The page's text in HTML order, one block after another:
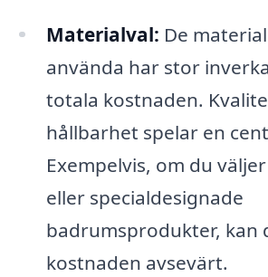
Materialval: De
använda har stor
totala kostnaden.
hållbarhet spelar en
Exempelvis, om du
eller specialdesignade
badrumsprodukter, kan
kostnaden avsevärt.